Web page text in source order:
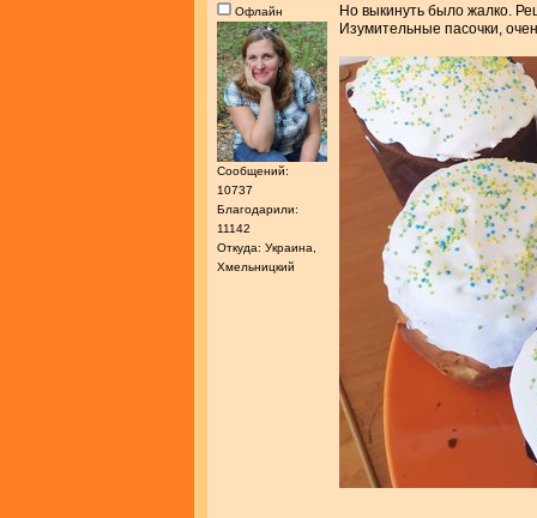
Офлайн
Сообщений:
10737
Благодарили:
11142
Откуда: Украина,
Хмельницкий
Но выкинуть было жалко.
Изумительные пасочки,